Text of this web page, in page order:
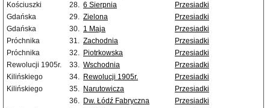
Kościuszki
28. 6 Sierpnia
Przesiadki
Gdańska
29. Zielona
Przesiadki
Gdańska
30. 1 Maja
Przesiadki
Próchnika
31. Zachodnia
Przesiadki
Próchnika
32. Piotrkowska
Przesiadki
Rewolucji 1905r.
33. Wschodnia
Przesiadki
Kilińskiego
34. Rewolucji 1905r.
Przesiadki
Kilińskiego
35. Narutowicza
Przesiadki
36. Dw. Łódź Fabryczna
Przesiadki